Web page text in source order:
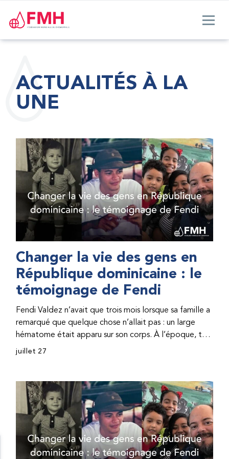
ACTUALITÉS À LA
UNE
Changer la vie des gens en
République dominicaine : le
témoignage de Fendi
Fendi Valdez n’avait que trois mois lorsque sa famille a
remarqué que quelque chose n’allait pas : un large
hématome était apparu sur son corps. À l’époque, très
peu de professionnel·les de santé de République
correct, le traitement était encore largement
indisponible. Les concentrés de facteur étaient chers
et difficiles à se procurer. Afin que son traitement dure
plus longtemps, Fendi prenait parfois une dose
inférieure à celle prescrite. À cause de ces soins limités,
il avait fréquemment des saignements, manquait
juillet 27